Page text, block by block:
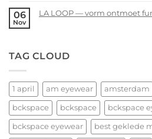
–Comments
jullie
een
heerlijk
Kerstfeest
en
het
06
Nov
LA LOOP — vorm ontmoet
LA
—
vorm
ontmoet
functie
TAG CLOUD
1 april am eyewear amsterdam
bckspace bckspace bckspace
bckspace eyewear best geklede